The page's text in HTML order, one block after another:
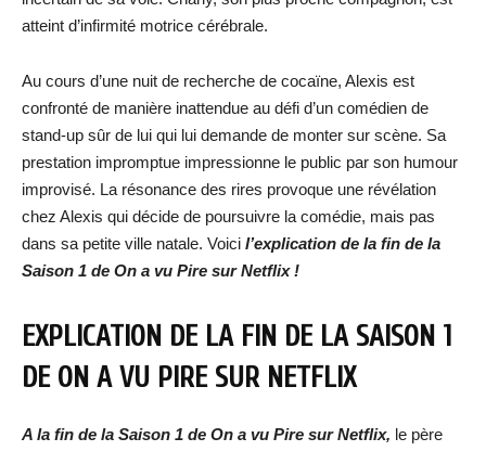
atteint d’infirmité motrice cérébrale.
Au cours d’une nuit de recherche de cocaïne, Alexis est
confronté de manière inattendue au défi d’un comédien de
stand-up sûr de lui qui lui demande de monter sur scène. Sa
prestation impromptue impressionne le public par son humour
improvisé. La résonance des rires provoque une révélation
chez Alexis qui décide de poursuivre la comédie, mais pas
dans sa petite ville natale. Voici l’explication de la fin de la
Saison 1 de On a vu Pire sur Netflix !
EXPLICATION DE LA FIN DE LA SAISON 1
DE ON A VU PIRE SUR NETFLIX
A la fin de la Saison 1 de On a vu Pire sur Netflix, le père